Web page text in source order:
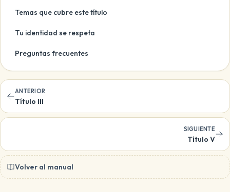
Temas que cubre este título
Tu identidad se respeta
Preguntas frecuentes
ANTERIOR
Título III
SIGUIENTE
Título V
Volver al manual